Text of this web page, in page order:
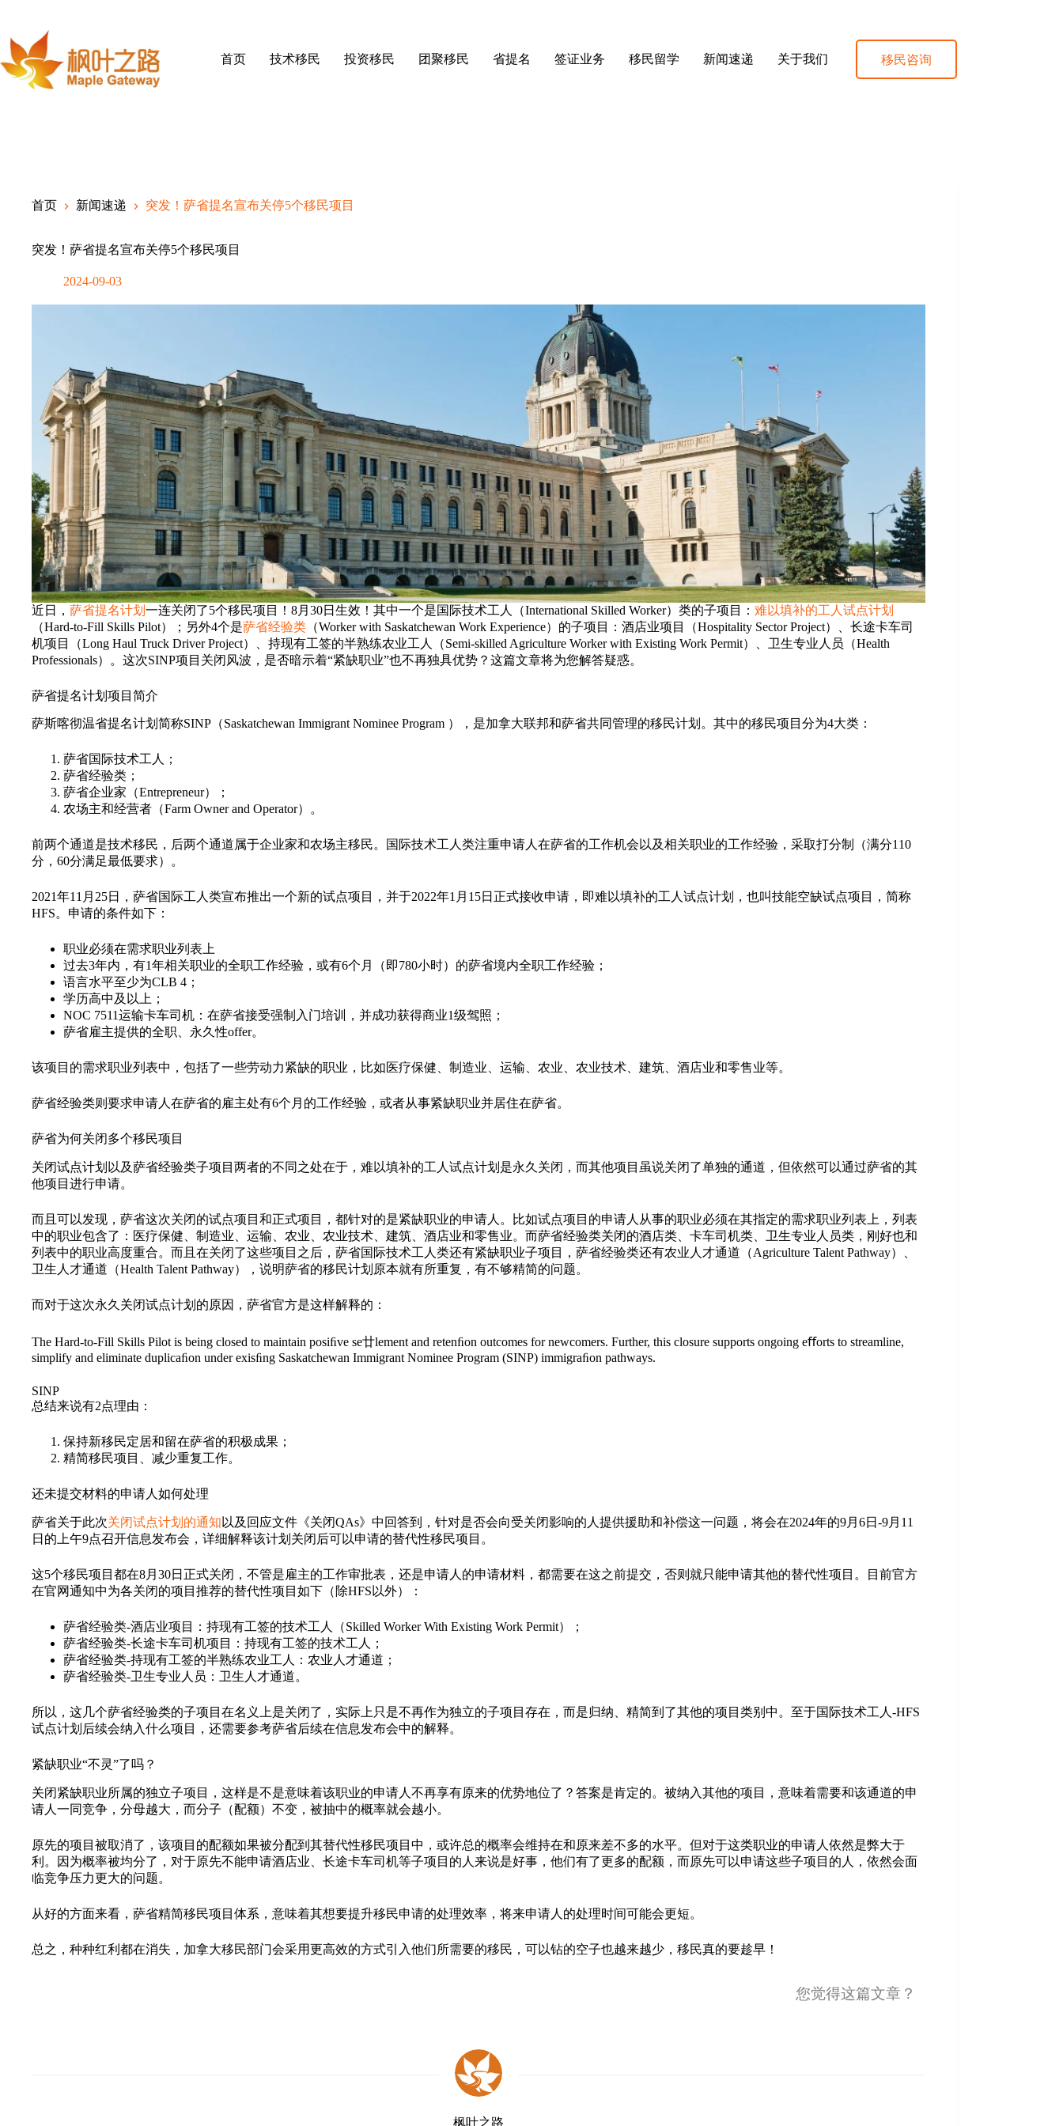
content
首页
技术移民 投资移民 团聚移民 省提名 签证业务 移民留学 新闻速递 关于我们 移民咨询
首页 新闻速递 突发！萨省提名宣布关停5个移民项目
突发！萨省提名宣布关停5个移民项目
2024-09-03
近日， 萨省提名计划 一连关闭了5个移民项目！8月30日生效！其中一个是国际技术工人（International Skilled Worker）类的子项目： 难以填补的工人试点计划
（Hard-to-Fill Skills Pilot）；另外4个是萨省经验类 （Worker with Saskatchewan Work Experience）的子项目：酒店业项目（Hospitality Sector Project）、长途卡车司
机项目（Long Haul Truck Driver Project）、持现有工签的半熟练农业工人（Semi-skilled Agriculture Worker with Existing Work Permit）、卫生专业人员（Health
Professionals）。这次SINP项目关闭风波，是否暗示着“紧缺职业”也不再独具优势？这篇文章将为您解答疑惑。
萨省提名计划项目简介
萨斯喀彻温省提名计划简称SINP（Saskatchewan Immigrant Nominee Program ），是加拿大联邦和萨省共同管理的移民计划。其中的移民项目分为4大类：
萨省国际技术工人；
萨省经验类；
萨省企业家（Entrepreneur）；
农场主和经营者（Farm Owner and Operator）。
前两个通道是技术移民，后两个通道属于企业家和农场主移民。国际技术工人类注重申请人在萨省的工作机会以及相关职业的工作经验，采取打分制（满分110
分，60分满足最低要求）。
2021年11月25日，萨省国际工人类宣布推出一个新的试点项目，并于2022年1月15日正式接收申请，即难以填补的工人试点计划，也叫技能空缺试点项目，简称
HFS。申请的条件如下：
职业必须在需求职业列表上
过去3年内，有1年相关职业的全职工作经验，或有6个月（即780小时）的萨省境内全职工作经验；
语言水平至少为CLB 4；
学历高中及以上；
NOC 7511运输卡车司机：在萨省接受强制入门培训，并成功获得商业1级驾照；
萨省雇主提供的全职、永久性offer。
该项目的需求职业列表中，包括了一些劳动力紧缺的职业，比如医疗保健、制造业、运输、农业、农业技术、建筑、酒店业和零售业等。
萨省经验类则要求申请人在萨省的雇主处有6个月的工作经验，或者从事紧缺职业并居住在萨省。
萨省为何关闭多个移民项目
关闭试点计划以及萨省经验类子项目两者的不同之处在于，难以填补的工人试点计划是永久关闭，而其他项目虽说关闭了单独的通道，但依然可以通过萨省的其
他项目进行申请。
而且可以发现，萨省这次关闭的试点项目和正式项目，都针对的是紧缺职业的申请人。比如试点项目的申请人从事的职业必须在其指定的需求职业列表上，列表
中的职业包含了：医疗保健、制造业、运输、农业、农业技术、建筑、酒店业和零售业。而萨省经验类关闭的酒店类、卡车司机类、卫生专业人员类，刚好也和
列表中的职业高度重合。而且在关闭了这些项目之后，萨省国际技术工人类还有紧缺职业子项目，萨省经验类还有农业人才通道（Agriculture Talent Pathway）、
卫生人才通道（Health Talent Pathway），说明萨省的移民计划原本就有所重复，有不够精简的问题。
而对于这次永久关闭试点计划的原因，萨省官方是这样解释的：
The Hard-to-Fill Skills Pilot is being closed to maintain posiﬁve se廿lement and retenﬁon outcomes for newcomers. Further, this closure supports ongoing eﬀorts to streamline,
simplify and eliminate duplicaﬁon under exisﬁng Saskatchewan Immigrant Nominee Program (SINP) immigraﬁon pathways.
SINP
总结来说有2点理由：
保持新移民定居和留在萨省的积极成果；
精简移民项目、减少重复工作。
还未提交材料的申请人如何处理
萨省关于此次关闭试点计划的通知 以及回应文件《关闭QAs》中回答到，针对是否会向受关闭影响的人提供援助和补偿这一问题，将会在2024年的9月6日-9月11
日的上午9点召开信息发布会，详细解释该计划关闭后可以申请的替代性移民项目。
这5个移民项目都在8月30日正式关闭，不管是雇主的工作审批表，还是申请人的申请材料，都需要在这之前提交，否则就只能申请其他的替代性项目。目前官方
在官网通知中为各关闭的项目推荐的替代性项目如下（除HFS以外）：
萨省经验类-酒店业项目：持现有工签的技术工人（Skilled Worker With Existing Work Permit）；
萨省经验类-长途卡车司机项目：持现有工签的技术工人；
萨省经验类-持现有工签的半熟练农业工人：农业人才通道；
萨省经验类-卫生专业人员：卫生人才通道。
所以，这几个萨省经验类的子项目在名义上是关闭了，实际上只是不再作为独立的子项目存在，而是归纳、精简到了其他的项目类别中。至于国际技术工人-HFS
试点计划后续会纳入什么项目，还需要参考萨省后续在信息发布会中的解释。
紧缺职业“不灵”了吗？
关闭紧缺职业所属的独立子项目，这样是不是意味着该职业的申请人不再享有原来的优势地位了？答案是肯定的。被纳入其他的项目，意味着需要和该通道的申
请人一同竞争，分母越大，而分子（配额）不变，被抽中的概率就会越小。
原先的项目被取消了，该项目的配额如果被分配到其替代性移民项目中，或许总的概率会维持在和原来差不多的水平。但对于这类职业的申请人依然是弊大于
利。因为概率被均分了，对于原先不能申请酒店业、长途卡车司机等子项目的人来说是好事，他们有了更多的配额，而原先可以申请这些子项目的人，依然会面
临竞争压力更大的问题。
从好的方面来看，萨省精简移民项目体系，意味着其想要提升移民申请的处理效率，将来申请人的处理时间可能会更短。
总之，种种红利都在消失，加拿大移民部门会采用更高效的方式引入他们所需要的移民，可以钻的空子也越来越少，移民真的要趁早！
您觉得这篇文章？
枫叶之路